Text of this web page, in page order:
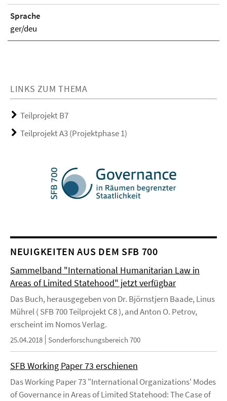
Sprache
ger/deu
LINKS ZUM THEMA
Teilprojekt B7
Teilprojekt A3 (Projektphase 1)
NEUIGKEITEN AUS DEM SFB 700
Sammelband "International Humanitarian Law in
Areas of Limited Statehood" jetzt verfügbar
Das Buch, herausgegeben von Dr. Björnstjern Baade, Linus
Mührel ( SFB 700 Teilprojekt C8 ), and Anton O. Petrov,
erscheint im Nomos Verlag.
25.04.2018 Sonderforschungsbereich 700
SFB Working Paper 73 erschienen
Das Working Paper 73 "International Organizations' Modes
of Governance in Areas of Limited Statehood: The Case of